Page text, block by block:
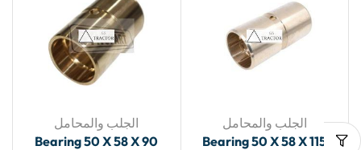
الجلب والمحامل
Bearing 50 X 58 X 115
الجلب والمحامل
Bearing 50 X 58 X 90